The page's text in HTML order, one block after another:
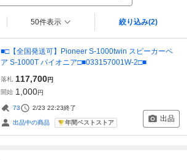
50件表示 絞り込み(2)
■□【全国発送可】Pioneer S-1000twin スピーカーペ
ア S-1000T パイオニア□■033157001W-2□■
落札 117,700円
開始 1,000円
73 2/23 22:23終了
出品中の商品 年間ベストストア 出品